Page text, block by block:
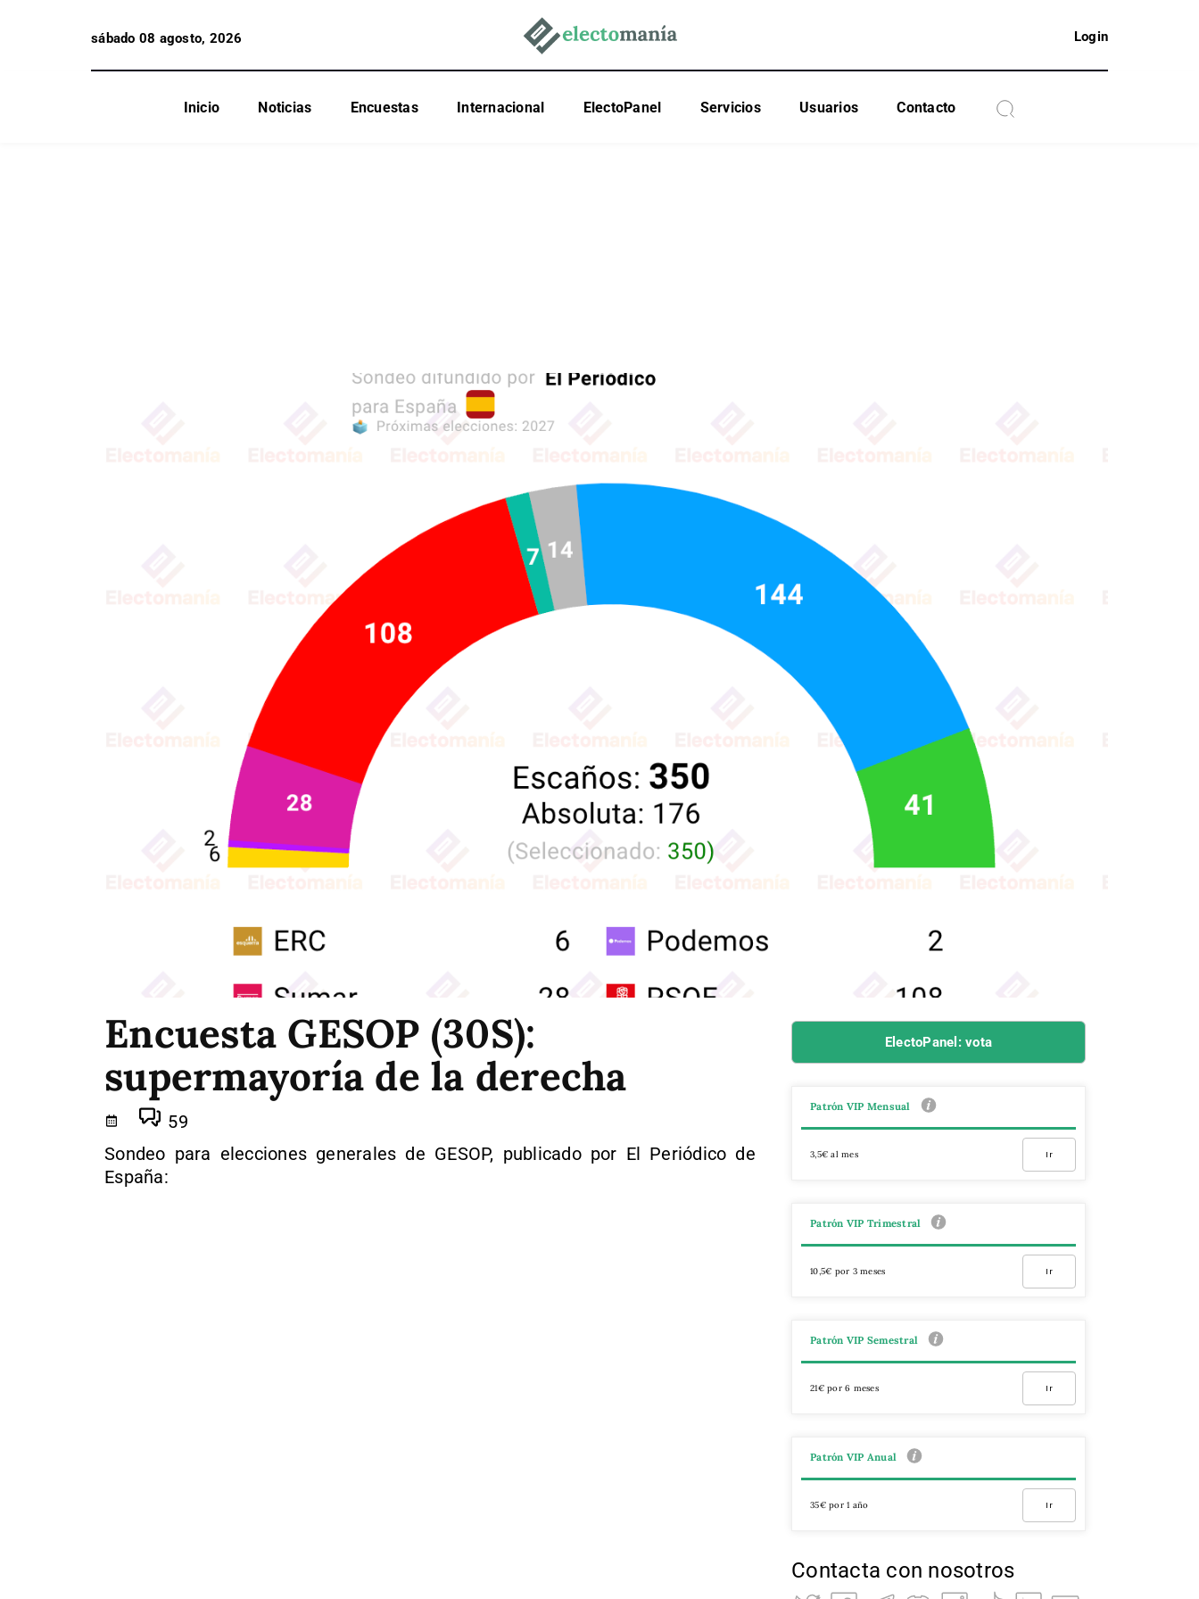
sábado 08 agosto, 2026 Login
Inicio Noticias Encuestas Internacional ElectoPanel Servicios Usuarios Contacto
Encuesta GESOP (30S):
supermayoría de la derecha
59
Sondeo para elecciones generales de GESOP, publicado por El Periódico de
España:
ElectoPanel: vota
Patrón VIP Mensual
3,5€ al mes Ir
Patrón VIP Trimestral
10,5€ por 3 meses Ir
Patrón VIP Semestral
21€ por 6 meses Ir
Patrón VIP Anual
35€ por 1 año Ir
Contacta con nosotros